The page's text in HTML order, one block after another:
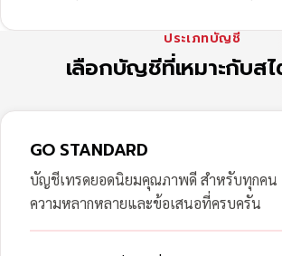
ประเภทบัญชี
เลือกบัญชีที่เหมาะกับส
GO STANDARD
บัญชีเทรดยอดนิยมคุณภาพดี สำหรับทุกคน
ความหลากหลายและข้อเสนอที่ครบครัน